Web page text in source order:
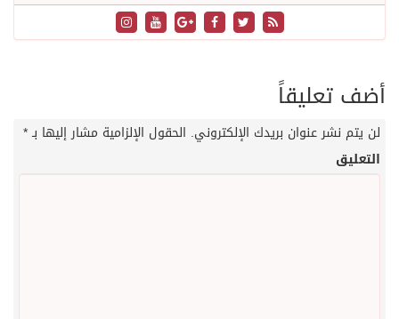
أضف تعليقاً
لن يتم نشر عنوان بريدك الإلكتروني. الحقول الإلزامية مشار إليها بـ*
التعليق